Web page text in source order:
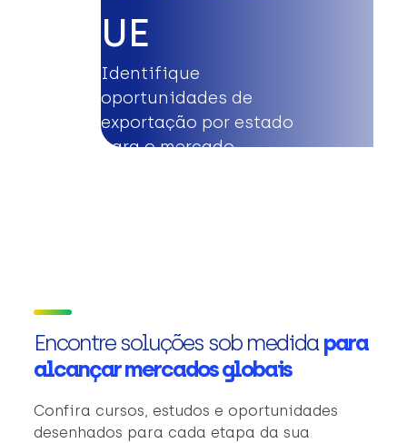
UE
Identifique
oportunidades de
exportação por estado
para o mercado
Encontre soluções sob medidapara
alcançar mercados globais
Confira cursos, estudos e oportunidades
desenhados para cada etapa da sua